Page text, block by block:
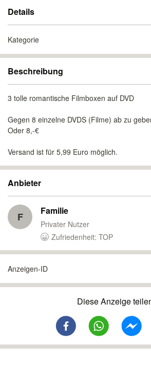
Details
Kategorie
Beschreibung
3 tolle romantische Filmboxen auf DVD
Gegen 8 einzelne DVDS (Filme) ab zu
Oder 8,-€
Versand ist für 5,99 Euro möglich.
Anbieter
F Familie
Privater Nutzer
Zufriedenheit: TOP
Anzeigen-ID
Diese Anzeige